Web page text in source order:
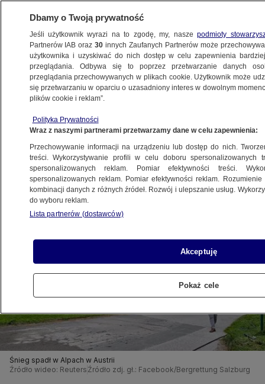
METEO
ŚWIAT
Turystka poważnie ranna
18.09.2024, 08:33
Udostępnij
Śnieg spadł w Alpach w Austrii
Źródło wideo: Reuters Źródło zdj. gł.: Facebook/Bergrettung Salzburg
Dbamy o Twoją prywatność
Jeśli użytkownik wyrazi na to zgodę, my, naszepodmioty
Partnerów IAB oraz30 innych Zaufanych Partnerów może
użytkownika i uzyskiwać do nich dostęp w celu zapewnienia
przeglądania. Odbywa się to poprzez przetwarzanie danych
przeglądania przechowywanych w plikach cookie. Użytkownik może
się przetwarzaniu w oparciu o uzasadniony interes w dowolnym
plików cookie i reklam”.
Polityka Prywatności
Wraz z naszymi partnerami przetwarzamy dane w celu zapewnienia:
Przechowywanie informacji na urządzeniu lub dostęp do nich.
treści. Wykorzystywanie profili w celu doboru spersonalizowanych
spersonalizowanych reklam. Pomiar efektywności treści.
spersonalizowanych reklam. Pomiar efektywności reklam.
kombinacji danych z różnych źródeł. Rozwój i ulepszanie usług.
do wyboru reklam.
Lista partnerów (dostawców)
Akceptuję
Pokaż cele